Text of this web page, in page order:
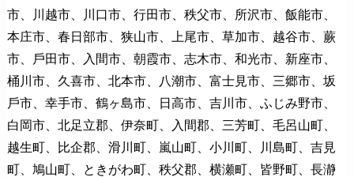
市、川越市、川⼝市、⾏⽥市、秩⽗市、所沢市、飯能市、
本庄市、春⽇部市、狭⼭市、上尾市、草加市、越⾕市、蕨
市、⼾⽥市、⼊間市、朝霞市、志木市、和光市、新座市、
桶川市、久喜市、北本市、⼋潮市、富士⾒市、三郷市、坂
⼾市、幸手市、鶴ヶ島市、⽇⾼市、吉川市、ふじみ野市、
⽩岡市、北足⽴郡、伊奈町、⼊間郡、三芳町、⽑呂⼭町、
越⽣町、⽐企郡、滑川町、嵐⼭町、⼩川町、川島町、吉⾒
町、鳩⼭町、ときがわ町、秩⽗郡、横瀬町、皆野町、⻑瀞